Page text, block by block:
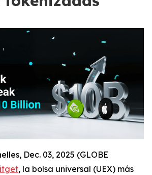
Dec. 03, 2025 (GLOBE
, la bolsa universal (UEX) más